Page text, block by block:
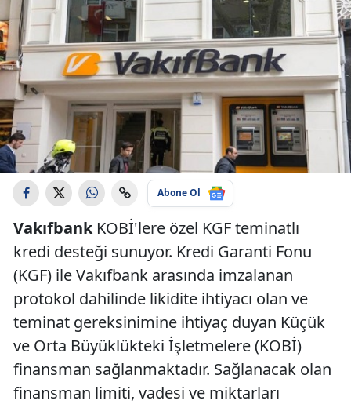
Abone Ol
VakıfbankKOBİ'lere özel KGF teminatlı
kredi desteği sunuyor. Kredi Garanti Fonu
(KGF) ile Vakıfbank arasında imzalanan
protokol dahilinde likidite ihtiyacı olan ve
teminat gereksinimine ihtiyaç duyan Küçük
ve Orta Büyüklükteki İşletmelere (KOBİ)
finansman sağlanmaktadır. Sağlanacak olan
finansman limiti, vadesi ve miktarları